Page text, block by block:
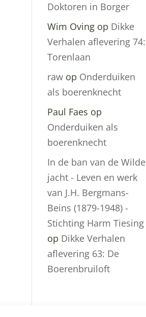
Doktoren in Borger
Wim Oving op Dikke
Verhalen aflevering 74:
Torenlaan
raw op Onderduiken
als boerenknecht
Paul Faes op
Onderduiken als
boerenknecht
In de ban van de Wilde
jacht - Leven en werk
van J.H. Bergmans-
Beins (1879-1948) -
Stichting Harm Tiesing
op Dikke Verhalen
aflevering 63: De
Boerenbruiloft